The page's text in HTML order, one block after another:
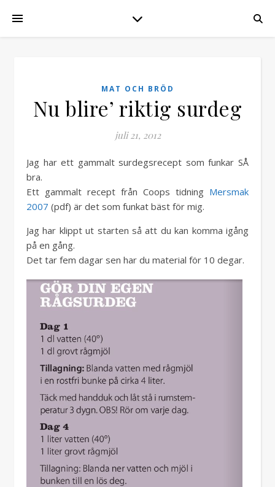
MAT OCH BRÖD
Nu blire’ riktig surdeg
juli 21, 2012
Jag har ett gammalt surdegsrecept som funkar SÅ
bra.
Ett gammalt recept från Coops tidning Mersmak
2007 (pdf) är det som funkat bäst för mig.
Jag har klippt ut starten så att du kan komma igång
på en gång.
Det tar fem dagar sen har du material för 10 degar.